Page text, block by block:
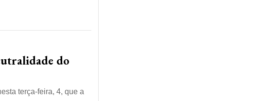
do
terça-feira, 4, que a